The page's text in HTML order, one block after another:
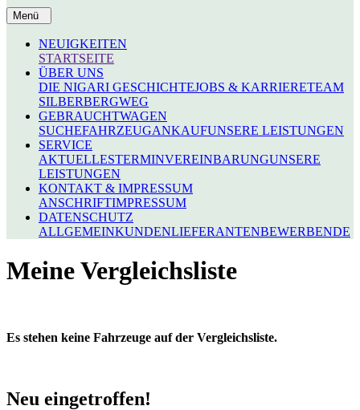
Menü
NEUIGKEITEN
STARTSEITE
ÜBER UNS
DIE NIGARI GESCHICHTEJOBS & KARRIERETEAM
SILBERBERGWEG
GEBRAUCHTWAGEN
SUCHEFAHRZEUGANKAUFUNSERE LEISTUNGEN
SERVICE
AKTUELLESTERMINVEREINBARUNGUNSERE
LEISTUNGEN
KONTAKT & IMPRESSUM
ANSCHRIFTIMPRESSUM
DATENSCHUTZ
ALLGEMEINKUNDENLIEFERANTENBEWERBENDE
Meine Vergleichsliste
Es stehen keine Fahrzeuge auf der Vergleichsliste.
Neu eingetroffen!